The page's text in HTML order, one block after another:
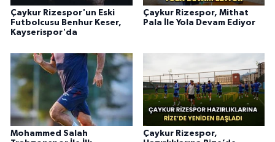
Çaykur Rizespor'un Eski
Futbolcusu Benhur Keser,
Kayserispor'da
Çaykur Rizespor, Mithat
Pala İle Yola Devam Ediyor
Mohammed Salah
Çaykur Rizespor,